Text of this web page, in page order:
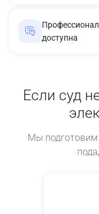
доступна
Если суд
Мы